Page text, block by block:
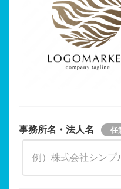
事務所名・法人名